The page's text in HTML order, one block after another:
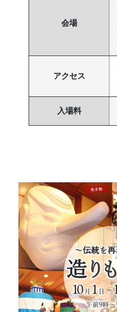
会場
アクセス
入場料